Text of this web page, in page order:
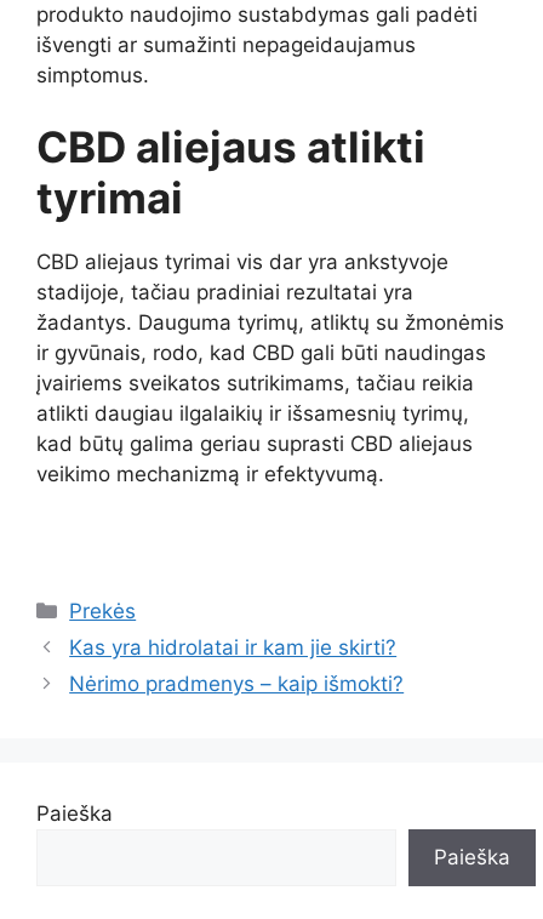
produkto naudojimo sustabdymas gali padėti
išvengti ar sumažinti nepageidaujamus
simptomus.
CBD aliejaus atlikti
tyrimai
CBD aliejaus tyrimai vis dar yra ankstyvoje
stadijoje, tačiau pradiniai rezultatai yra
žadantys. Dauguma tyrimų, atliktų su žmonėmis
ir gyvūnais, rodo, kad CBD gali būti naudingas
įvairiems sveikatos sutrikimams, tačiau reikia
atlikti daugiau ilgalaikių ir išsamesnių tyrimų,
kad būtų galima geriau suprasti CBD aliejaus
veikimo mechanizmą ir efektyvumą.
Kategorijos
Prekės
Kas yra hidrolatai ir kam jie skirti?
Nėrimo pradmenys – kaip išmokti?
Paieška
Paieška